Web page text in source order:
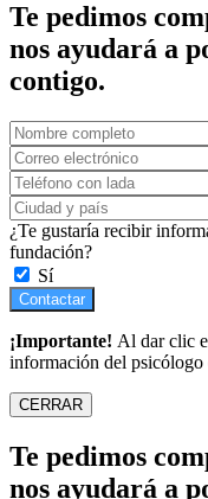
Te pedimos
nos ayudará a
contigo.
¿Te gustaría recibir
fundación?
Sí
Contactar
¡Importante! Al dar clic
información del psicólogo
CERRAR
Te pedimos
nos ayudará a